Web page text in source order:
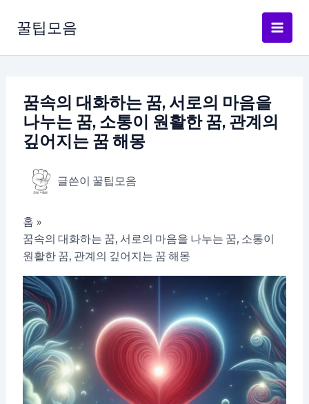
로
꿀팁모음
꿈속의 대화하는 꿈, 서로의 마음을
나누는 꿈, 소통이 원활한 꿈, 관계의
깊어지는 꿈 해몽
글쓴이 꿀팁모음
홈
꿈속의 대화하는 꿈, 서로의 마음을 나누는 꿈, 소통이
원활한 꿈, 관계의 깊어지는 꿈 해몽